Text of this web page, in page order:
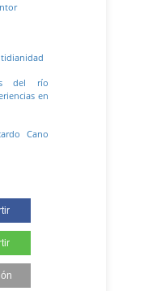
del río
en
Cano